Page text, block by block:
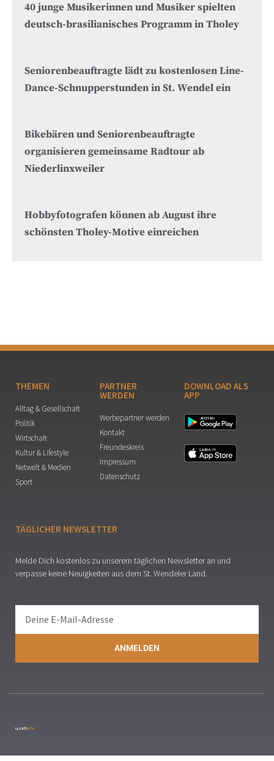
40 junge Musikerinnen und Musiker spielten
deutsch-brasilianisches Programm in Tholey
Seniorenbeauftragte lädt zu kostenlosen Line-
Dance-Schnupperstunden in St. Wendel ein
Bikebären und Seniorenbeauftragte
organisieren gemeinsame Radtour ab
Niederlinxweiler
Hobbyfotografen können ab August ihre
schönsten Tholey-Motive einreichen
THEMEN
Alltag & Gesellschaft
Politik
Wirtschaft
Kultur & Lifestyle
Netwelt & Medien
Sport
PARTNER
WERDEN
Werbepartner werden
Kontakt
Freundeskreis
Impressum
Datenschutz
DOWNLOAD ALS
APP
TÄGLICHER NEWSLETTER
Melde Dich kostenlos zu unserem täglichen Newsletter an und
verpasse keine Neuigkeiten aus dem St. Wendeler Land.
ANMELDEN